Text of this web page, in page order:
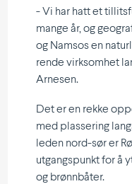
- Vi har hatt et
mange år, og
og Namsos en
rende virksomhet
Arnesen.
Det er en rekke
med plassering
leden nord-sør er
utgangs­punkt for å
og brønnbåter.